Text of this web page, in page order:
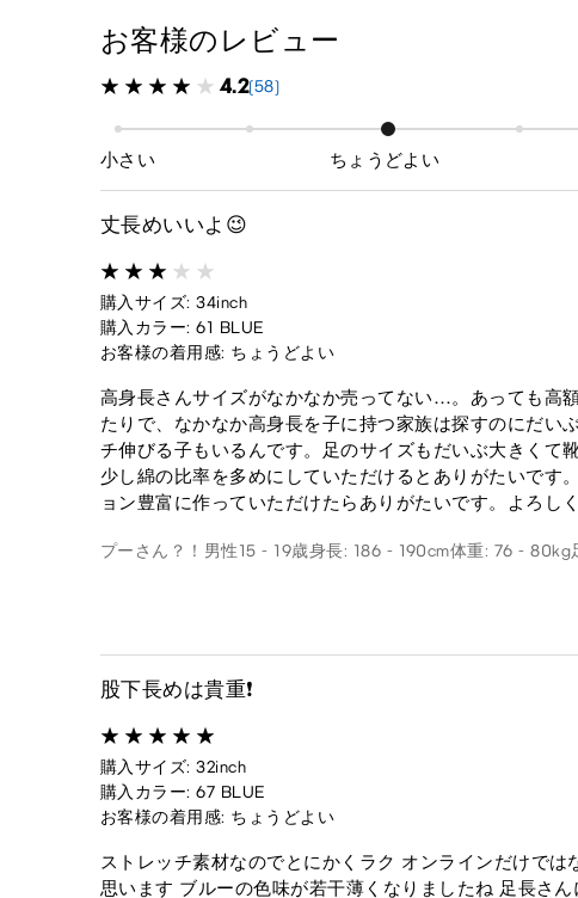
お客様のレビュー
4.2(58)
小さい ちょうどよい
丈長めいいよ😉
購入サイズ: 34inch
購入カラー: 61 BLUE
お客様の着用感: ちょうどよい
高身長さんサイズがなかなか売ってない…。あっても高
たりで、なかなか高身長を子に持つ家族は探すのにだい
チ伸びる子もいるんです。足のサイズもだいぶ大きくて
少し綿の比率を多めにしていただけるとありがたいです
ョン豊富に作っていただけたらありがたいです。よろし
プーさん？！ 男性15 - 19歳身長: 186 - 190cm体重: 76 - 80kg
股下長めは貴重❗️
購入サイズ: 32inch
購入カラー: 67 BLUE
お客様の着用感: ちょうどよい
ストレッチ素材なのでとにかくラク オンラインだけで
思います ブルーの色味が若干薄くなりましたね 足長さん